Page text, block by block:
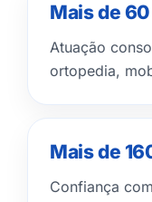
Mais de
Atuação
ortopedia,
Mais de
Confiança